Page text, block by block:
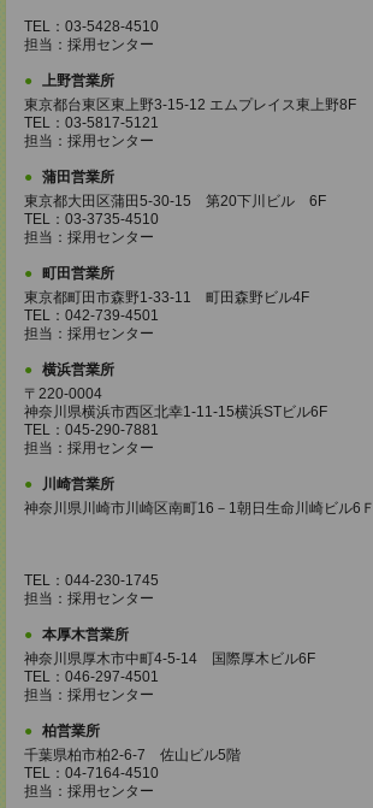
TEL：03-5428-4510
担当：採用センター
上野営業所
東京都台東区東上野3-15-12 エムプレイス東上野8F
TEL：03-5817-5121
担当：採用センター
蒲田営業所
東京都大田区蒲田5-30-15 第20下川ビル 6F
TEL：03-3735-4510
担当：採用センター
町田営業所
東京都町田市森野1-33-11 町田森野ビル4F
TEL：042-739-4501
担当：採用センター
横浜営業所
〒220-0004
神奈川県横浜市西区北幸1-11-15横浜STビル6F
TEL：045-290-7881
担当：採用センター
川崎営業所
神奈川県川崎市川崎区南町16－1朝日生命川崎ビル6Ｆ
TEL：044-230-1745
担当：採用センター
本厚木営業所
神奈川県厚木市中町4-5-14 国際厚木ビル6F
TEL：046-297-4501
担当：採用センター
柏営業所
千葉県柏市柏2-6-7 佐山ビル5階
TEL：04-7164-4510
担当：採用センター